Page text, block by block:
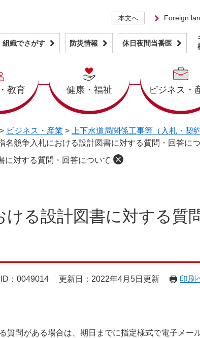
本文へ Foreign
組織でさがす 防災情報 休日夜間当番医
教育 健康・福祉 ビジネス・
> ビジネス・産業 > 上下水道局関係工事等（入札・契
名競争入札における設計図書に対する質問・回答に
に対する質問・回答について
る設計図書に対する質
：0049014 更新日：2022年4月5日更新 印刷
質問がある場合は、期日までに指定様式で電子メー